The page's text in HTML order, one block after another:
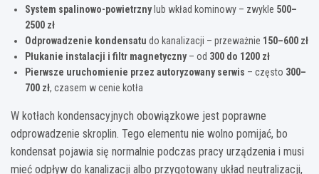
System spalinowo-powietrznylub wkład kominowy – zwykle 500–
2500 zł
Odprowadzenie kondensatu do kanalizacji – przeważnie 150–600 zł
Płukanie instalacji i filtr magnetyczny– od 300 do 1200 zł
Pierwsze uruchomienie przez autoryzowany serwis – często 300–
700 zł, czasem w cenie kotła
W kotłach kondensacyjnych obowiązkowe jest poprawne
odprowadzenie skroplin. Tego elementu nie wolno pomijać, bo
kondensat pojawia się normalnie podczas pracy urządzenia i musi
mieć odpływ do kanalizacji albo przygotowany układ neutralizacji,